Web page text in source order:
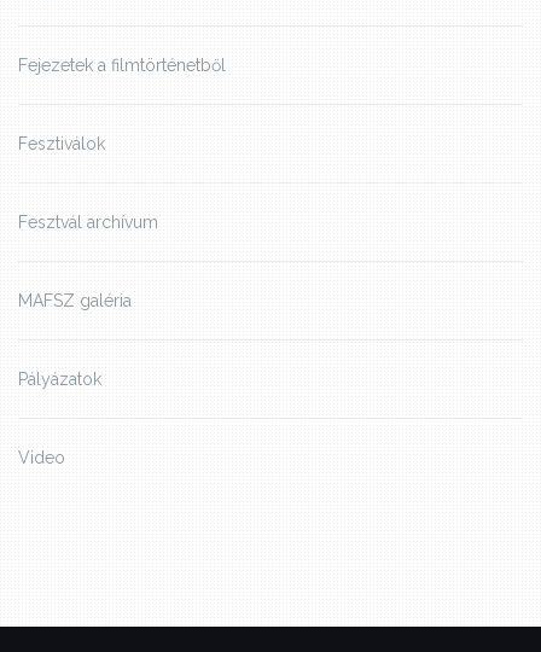
Fejezetek a filmtörténetből
Fesztiválok
Fesztvál archívum
MAFSZ galéria
Pályázatok
Video